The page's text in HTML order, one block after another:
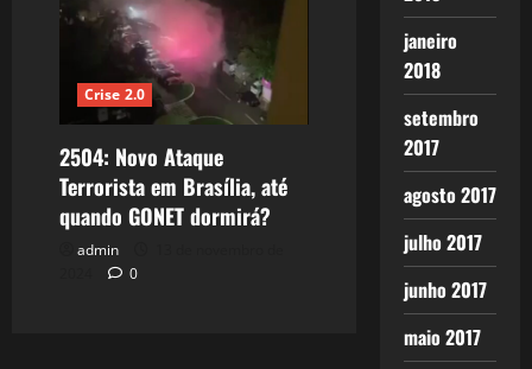
Crise 2.0
2504: Novo Ataque
Terrorista em Brasília, até
quando GONET dormirá?
admin
0
janeiro
2018
setembro
2017
agosto 2017
julho 2017
junho 2017
maio 2017